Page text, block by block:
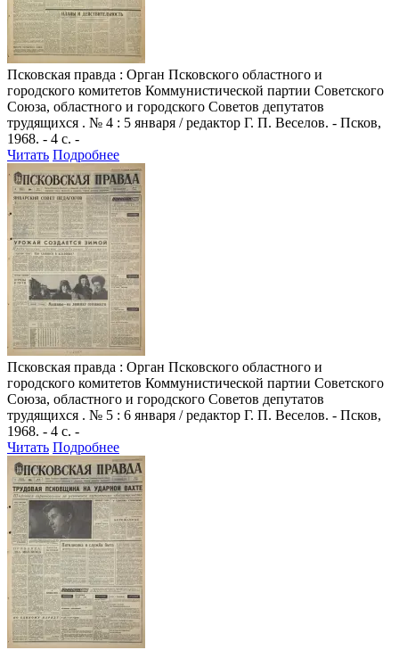
Псковская правда : Орган Псковского областного и
городского комитетов Коммунистической партии Советского
Союза, областного и городского Советов депутатов
трудящихся . № 4 : 5 января / редактор Г. П. Веселов. - Псков,
1968. - 4 с. -
Читать Подробнее
Псковская правда : Орган Псковского областного и
городского комитетов Коммунистической партии Советского
Союза, областного и городского Советов депутатов
трудящихся . № 5 : 6 января / редактор Г. П. Веселов. - Псков,
1968. - 4 с. -
Читать Подробнее